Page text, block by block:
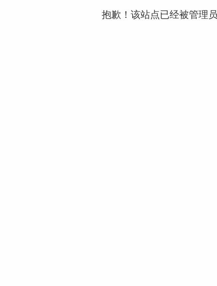
抱歉！该站点已经被管理